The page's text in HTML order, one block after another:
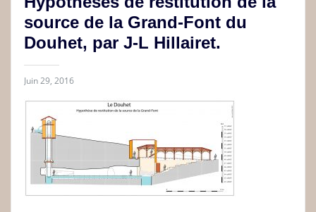
source de la Grand-Font du
Douhet, par J-L Hillairet.
Juin 29, 2016